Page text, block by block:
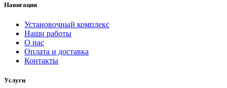
Навигация
Установочный комплекс
Наши работы
О нас
Оплата и доставка
Контакты
Услуги